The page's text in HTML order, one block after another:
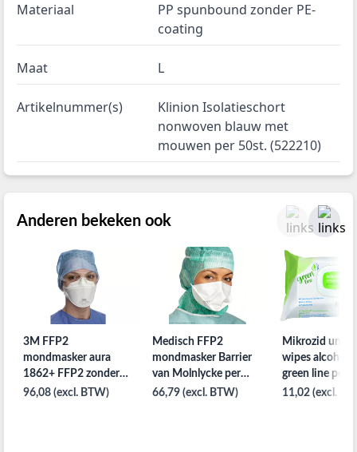
Materiaal
PP spunbound zonder PE-
coating
Maat L
Artikelnummer(s)
Klinion Isolatieschort
nonwoven blauw met
mouwen per 50st. (522210)
Anderen bekeken ook
3M FFP2
mondmasker aura
1862+ FFP2 zonder
ventiel per 20st.
96,08 (excl. BTW)
Medisch FFP2
mondmasker Barrier
van Molnlycke per
20st.
66,79 (excl. BTW)
Mikrozid
wipes
green line per
114st.
11,02 (excl.